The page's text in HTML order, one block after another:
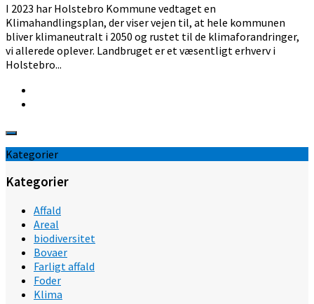
I 2023 har Holstebro Kommune vedtaget en
Klimahandlingsplan, der viser vejen til, at hele kommunen
bliver klimaneutralt i 2050 og rustet til de klimaforandringer,
vi allerede oplever. Landbruget er et væsentligt erhverv i
Holstebro...
Kategorier
Kategorier
Affald
Areal
biodiversitet
Bovaer
Farligt affald
Foder
Klima